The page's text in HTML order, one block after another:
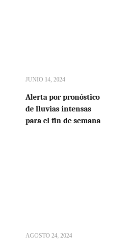
JUNIO 14, 2024
Alerta por pronóstico
de lluvias intensas
para el fin de semana
AGOSTO 24, 2024